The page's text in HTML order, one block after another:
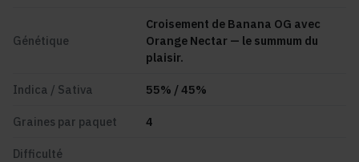
Génétique
Croisement de Banana OG avec
Orange Nectar — le summum du
plaisir.
Indica / Sativa 55% /45%
Graines par paquet 4
Difficulté